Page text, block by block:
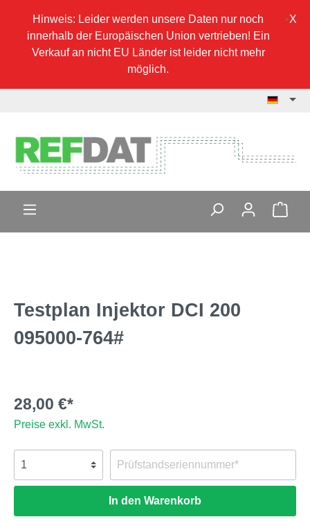
Hinweis: Leider werden unsere Daten nur noch
innerhalb der Europäischen Union vertrieben! Ein
Verkauf an nicht EU Länder ist leider nicht mehr
möglich.
Testplan Injektor DCI 200
095000-764#
28,00 €*
Preise exkl. MwSt.
In den Warenkorb